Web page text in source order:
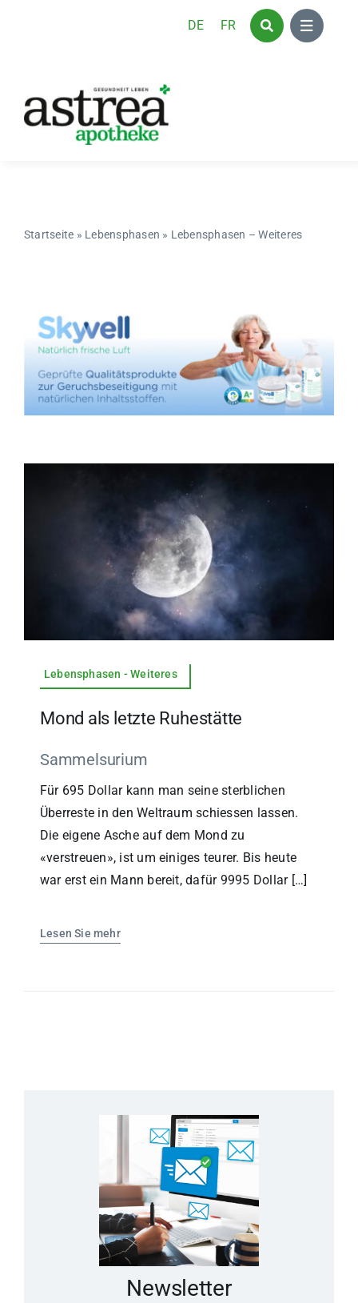
DE FR
Startseite » Lebensphasen » Lebensphasen – Weiteres
Lebensphasen - Weiteres
Mond als letzte Ruhestätte
Sammelsurium
Für 695 Dollar kann man seine sterblichen
Überreste in den Weltraum schiessen lassen.
Die eigene Asche auf dem Mond zu
«verstreuen», ist um einiges teurer. Bis heute
war erst ein Mann bereit, dafür 9995 Dollar […]
Lesen Sie mehr
Newsletter